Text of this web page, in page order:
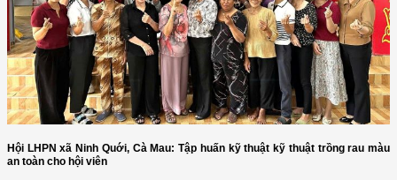
Hội LHPN xã Ninh Quới, Cà Mau: Tập huấn kỹ thuật kỹ thuật trồng rau màu
an toàn cho hội viên